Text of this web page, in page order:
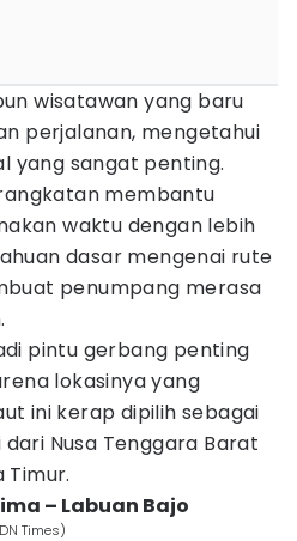
wisatawan yang baru
perjalanan, mengetahui
yang sangat penting.
membantu
waktu dengan lebih
dasar mengenai rute
penumpang merasa
pintu gerbang penting
lokasinya yang
ini kerap dipilih sebagai
Nusa Tenggara Barat
Timur.
– Labuan Bajo
Times)